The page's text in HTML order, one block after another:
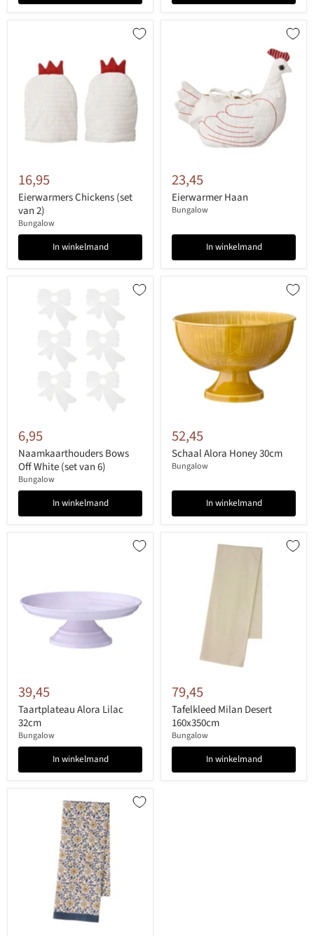
16,95
Eierwarmers Chickens (set
van 2)
Bungalow
In winkelmand
23,45
Eierwarmer Haan
Bungalow
In winkelmand
6,95
Naamkaarthouders Bows
Off White (set van 6)
Bungalow
In winkelmand
52,45
Schaal Alora Honey 30cm
Bungalow
In winkelmand
39,45
Taartplateau Alora Lilac
32cm
Bungalow
In winkelmand
79,45
Tafelkleed Milan Desert
160x350cm
Bungalow
In winkelmand